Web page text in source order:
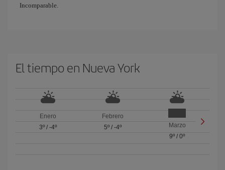
Incomparable.
El tiempo en Nueva York
Enero
3º/ -4º
Febrero
5º/ -4º
Marzo
9º /0º